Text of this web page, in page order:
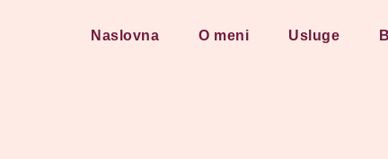
Naslovna O meni Usluge